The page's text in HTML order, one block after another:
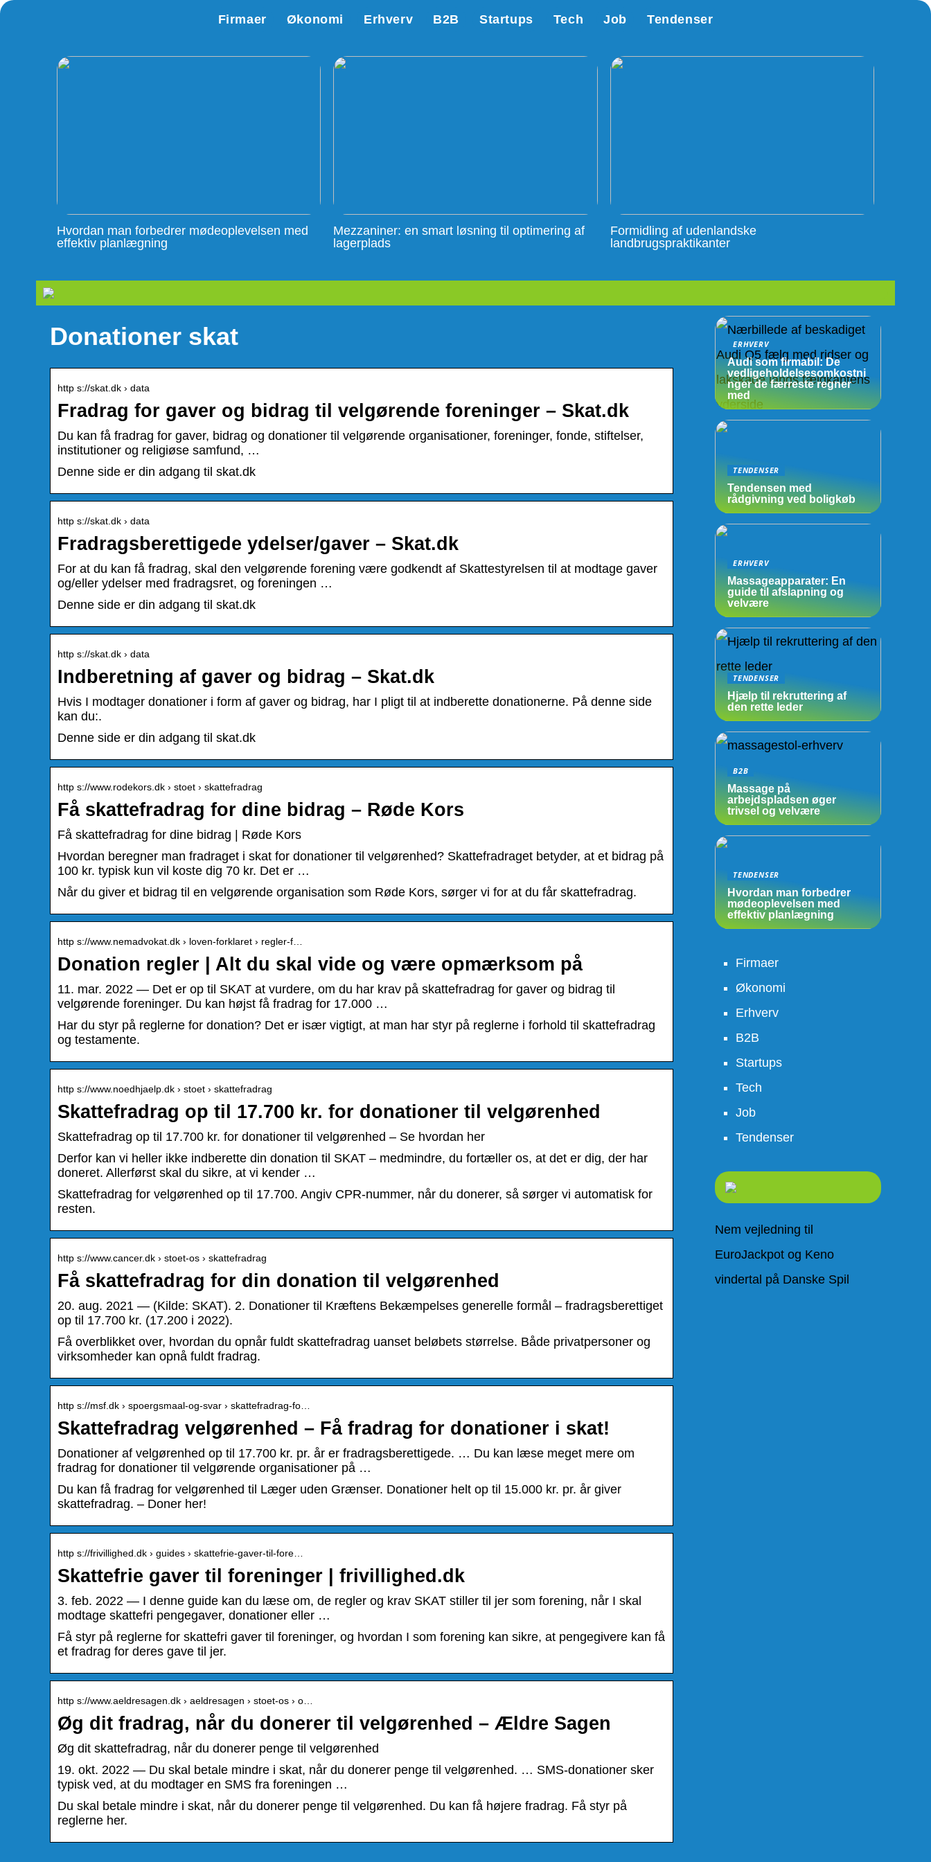
Firmaer Økonomi Erhverv B2B Startups Tech Job Tendenser
Hvordan man forbedrer mødeoplevelsen med
effektiv planlægning
Mezzaniner: en smart løsning til optimering af
lagerplads
Formidling af udenlandske
landbrugspraktikanter
Donationer skat
http s://skat.dk › data
Fradrag for gaver og bidrag til velgørende foreninger – Skat.dk
Du kan få fradrag for gaver, bidrag og donationer til velgørende organisationer, foreninger, fonde, stiftelser,
institutioner og religiøse samfund, …
Denne side er din adgang til skat.dk
http s://skat.dk › data
Fradragsberettigede ydelser/gaver – Skat.dk
For at du kan få fradrag, skal den velgørende forening være godkendt af Skattestyrelsen til at modtage gaver
og/eller ydelser med fradragsret, og foreningen …
Denne side er din adgang til skat.dk
http s://skat.dk › data
Indberetning af gaver og bidrag – Skat.dk
Hvis I modtager donationer i form af gaver og bidrag, har I pligt til at indberette donationerne. På denne side
kan du:.
Denne side er din adgang til skat.dk
http s://www.rodekors.dk › stoet › skattefradrag
Få skattefradrag for dine bidrag – Røde Kors
Få skattefradrag for dine bidrag | Røde Kors
Hvordan beregner man fradraget i skat for donationer til velgørenhed? Skattefradraget betyder, at et bidrag på
100 kr. typisk kun vil koste dig 70 kr. Det er …
Når du giver et bidrag til en velgørende organisation som Røde Kors, sørger vi for at du får skattefradrag.
http s://www.nemadvokat.dk › loven-forklaret › regler-f…
Donation regler | Alt du skal vide og være opmærksom på
11. mar. 2022 — Det er op til SKAT at vurdere, om du har krav på skattefradrag for gaver og bidrag til
velgørende foreninger. Du kan højst få fradrag for 17.000 …
Har du styr på reglerne for donation? Det er især vigtigt, at man har styr på reglerne i forhold til skattefradrag
og testamente.
http s://www.noedhjaelp.dk › stoet › skattefradrag
Skattefradrag op til 17.700 kr. for donationer til velgørenhed
Skattefradrag op til 17.700 kr. for donationer til velgørenhed – Se hvordan her
Derfor kan vi heller ikke indberette din donation til SKAT – medmindre, du fortæller os, at det er dig, der har
doneret. Allerførst skal du sikre, at vi kender …
Skattefradrag for velgørenhed op til 17.700. Angiv CPR-nummer, når du donerer, så sørger vi automatisk for
resten.
http s://www.cancer.dk › stoet-os › skattefradrag
Få skattefradrag for din donation til velgørenhed
20. aug. 2021 — (Kilde: SKAT). 2. Donationer til Kræftens Bekæmpelses generelle formål – fradragsberettiget
op til 17.700 kr. (17.200 i 2022).
Få overblikket over, hvordan du opnår fuldt skattefradrag uanset beløbets størrelse. Både privatpersoner og
virksomheder kan opnå fuldt fradrag.
http s://msf.dk › spoergsmaal-og-svar › skattefradrag-fo…
Skattefradrag velgørenhed – Få fradrag for donationer i skat!
Donationer af velgørenhed op til 17.700 kr. pr. år er fradragsberettigede. … Du kan læse meget mere om
fradrag for donationer til velgørende organisationer på …
Du kan få fradrag for velgørenhed til Læger uden Grænser. Donationer helt op til 15.000 kr. pr. år giver
skattefradrag. – Doner her!
http s://frivillighed.dk › guides › skattefrie-gaver-til-fore…
Skattefrie gaver til foreninger | frivillighed.dk
3. feb. 2022 — I denne guide kan du læse om, de regler og krav SKAT stiller til jer som forening, når I skal
modtage skattefri pengegaver, donationer eller …
Få styr på reglerne for skattefri gaver til foreninger, og hvordan I som forening kan sikre, at pengegivere kan få
et fradrag for deres gave til jer.
http s://www.aeldresagen.dk › aeldresagen › stoet-os › o…
Øg dit fradrag, når du donerer til velgørenhed – Ældre Sagen
Øg dit skattefradrag, når du donerer penge til velgørenhed
19. okt. 2022 — Du skal betale mindre i skat, når du donerer penge til velgørenhed. … SMS-donationer sker
typisk ved, at du modtager en SMS fra foreningen …
Du skal betale mindre i skat, når du donerer penge til velgørenhed. Du kan få højere fradrag. Få styr på
reglerne her.
ERHVERV
Audi som firmabil: De
vedligeholdelsesomkostni
nger de færreste regner
med
TENDENSER
Tendensen med
rådgivning ved boligkøb
ERHVERV
Massageapparater: En
guide til afslapning og
velvære
TENDENSER
Hjælp til rekruttering af
den rette leder
B2B
Massage på
arbejdspladsen øger
trivsel og velvære
TENDENSER
Hvordan man forbedrer
mødeoplevelsen med
effektiv planlægning
Firmaer
Økonomi
Erhverv
B2B
Startups
Tech
Job
Tendenser
Nem vejledning til
EuroJackpot og Keno
vindertal på Danske Spil